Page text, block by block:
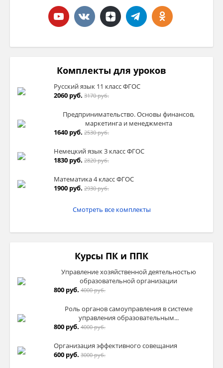
Комплекты для уроков
Русский язык 11 класс ФГОС
2060 руб. 3170 руб.
Предпринимательство. Основы финансов,
маркетинга и менеджмента
1640 руб. 2530 руб.
Немецкий язык 3 класс ФГОС
1830 руб. 2820 руб.
Математика 4 класс ФГОС
1900 руб. 2930 руб.
Смотреть все комплекты
Курсы ПК и ППК
Управление хозяйственной деятельностью
образовательной организации
800 руб. 4000 руб.
Роль органов самоуправления в системе
управления образовательным...
800 руб. 4000 руб.
Организация эффективного совещания
600 руб. 3000 руб.